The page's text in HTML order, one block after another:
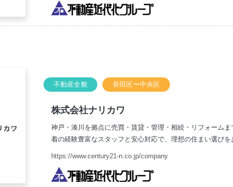
不動産全般 長田区〜中央区
株式会社ナリカワ
神戸・湊川を拠点に売買・賃貸・管理・相続・リフォーム
着の経験豊富なスタッフと安心対応で、理想の住まい選びを
https://www.century21-n.co.jp/company